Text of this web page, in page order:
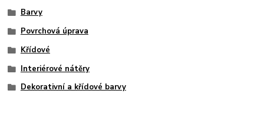
Barvy
Povrchová úprava
Křídové
Interiérové nátěry
Dekorativní a křídové barvy